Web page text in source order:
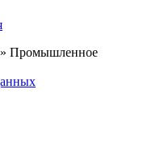
Промышленное